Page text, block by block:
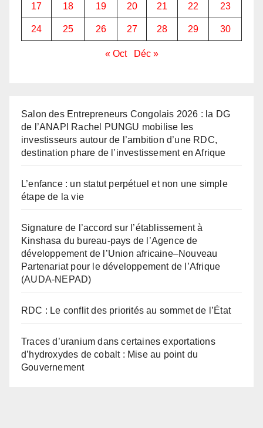
17 18 19 20 21 22 23
24 25 26 27 28 29 30
« Oct Déc »
Salon des Entrepreneurs Congolais 2026 : la DG
de l’ANAPI Rachel PUNGU mobilise les
investisseurs autour de l’ambition d’une RDC,
destination phare de l’investissement en Afrique
L’enfance : un statut perpétuel et non une simple
étape de la vie
Signature de l’accord sur l’établissement à
Kinshasa du bureau-pays de l’Agence de
développement de l’Union africaine–Nouveau
Partenariat pour le développement de l’Afrique
(AUDA-NEPAD)
RDC : Le conflit des priorités au sommet de l’État
Traces d’uranium dans certaines exportations
d’hydroxydes de cobalt : Mise au point du
Gouvernement